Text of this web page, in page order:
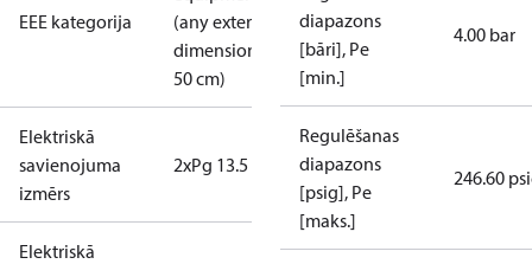
EEE kategorija
(any external
dimension <
50 cm)
Elektriskā
savienojuma
izmērs
2xPg 13.5
Elektriskā
diapazons
[bāri], Pe
[min.]
4.00 bar
Regulēšanas
diapazons
[psig], Pe
[maks.]
246.60